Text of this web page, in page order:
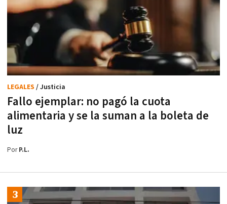
Fallo ejemplar: no pagó la cuota
alimentaria y se la suman a la boleta de
luz
LEGALES / Justicia
PorP.L.